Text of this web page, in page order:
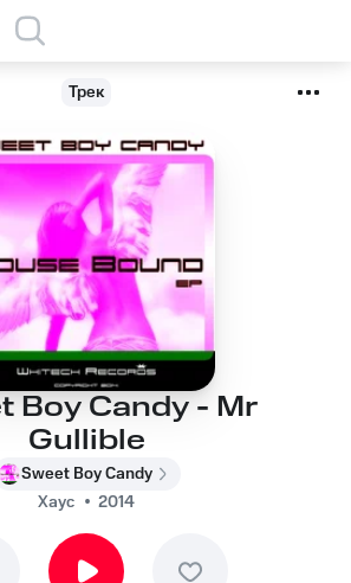
Трек
Boy Candy - Mr
Gullible
Sweet Boy Candy
Хаус
2014